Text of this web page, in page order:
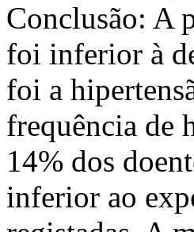
Conclusão: A
foi inferior à
foi a
frequência de
14% dos
inferior ao